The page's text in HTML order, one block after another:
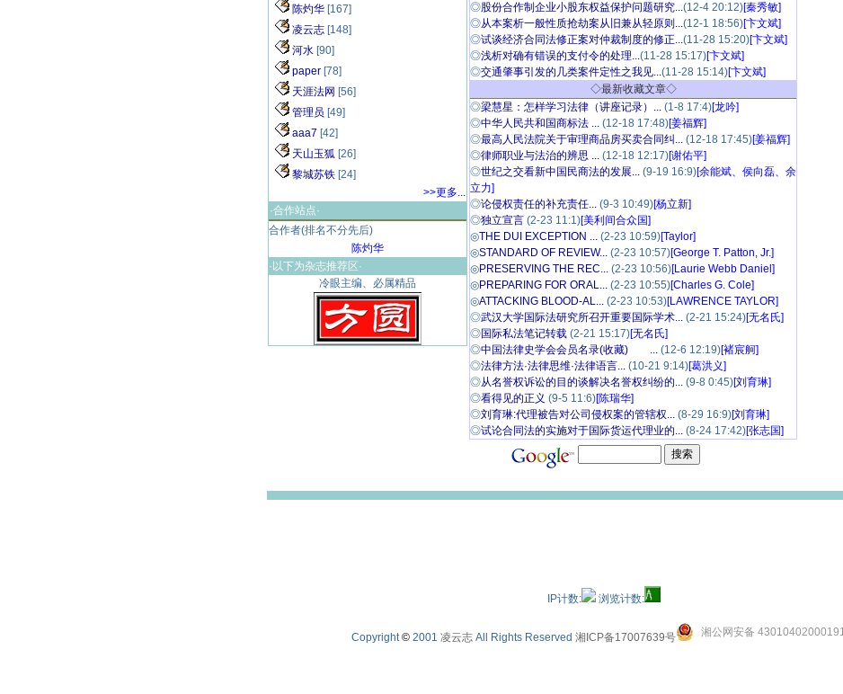
陈灼华 [167]
凌云志 [148]
河水 [90]
paper [78]
天涯法网 [56]
管理员 [49]
aaa7 [42]
天山玉狐 [26]
黎城苏铁 [24]
>>更多...
·合作站点·
合作者(排名不分先后)
陈灼华
·以下为杂志推荐区·
冷眼主编、必属精品
◎股份合作制企业小股东权益保护问题研究...(12-4 20:12)[秦秀敏]
◎从本案析一般性质抢劫案从旧兼从轻原则...(12-1 18:56)[卞文斌]
◎试谈经济合同法修正案对仲裁制度的修正...(11-28 15:20)[卞文斌]
◎浅析对确有错误的支付令的处理...(11-28 15:17)[卞文斌]
◎交通肇事引发的几类案件定性之我见...(11-28 15:14)[卞文斌]
◇最新收藏文章◇
◎梁慧星：怎样学习法律（讲座记录）... (1-8 17:4)[龙吟]
◎中华人民共和国商标法 ... (12-18 17:48)[姜福辉]
◎最高人民法院关于审理商品房买卖合同纠... (12-18 17:45)[姜福辉]
◎律师职业与法治的辨思 ... (12-18 12:17)[谢佑平]
◎世纪之交看新中国民商法的发展... (9-19 16:9)[余能斌、侯向磊、余
立力]
◎论侵权责任的补充责任... (9-3 10:49)[杨立新]
◎独立宣言 (2-23 11:1)[美利间合众国]
◎THE DUI EXCEPTION ... (2-23 10:59)[Taylor]
◎STANDARD OF REVIEW... (2-23 10:57)[George T. Patton, Jr.]
◎PRESERVING THE REC... (2-23 10:56)[Laurie Webb Daniel]
◎PREPARING FOR ORAL... (2-23 10:55)[Charles G. Cole]
◎ATTACKING BLOOD-AL... (2-23 10:53)[LAWRENCE TAYLOR]
◎武汉大学国际法研究所召开重要国际学术... (2-21 15:24)[无名氏]
◎国际私法笔记转载 (2-21 15:17)[无名氏]
◎中国法律史学会会员名录(收藏) ... (12-6 12:19)[褚宸舸]
◎法律方法·法律思维·法律语言... (10-21 9:14)[葛洪义]
◎从名誉权诉讼的目的谈解决名誉权纠纷的... (9-8 0:45)[刘育琳]
◎看得见的正义 (9-5 11:6)[陈瑞华]
◎刘育琳:代理被告对公司侵权案的管辖权... (8-29 16:9)[刘育琳]
◎试论合同法的实施对于国际货运代理业的... (8-24 17:42)[张志国]
IP计数: 浏览计数:
Copyright© 2001 凌云志 All Rights Reserved 湘ICP备17007639号 湘公网安备